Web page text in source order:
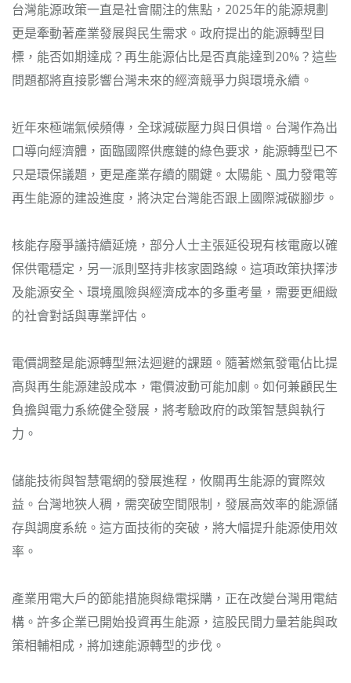
台灣能源政策一直是社會關注的焦點，2025年的能源規劃
更是牽動著產業發展與民生需求。政府提出的能源轉型目
標，能否如期達成？再生能源佔比是否真能達到20%？這些
問題都將直接影響台灣未來的經濟競爭力與環境永續。
近年來極端氣候頻傳，全球減碳壓力與日俱增。台灣作為出
口導向經濟體，面臨國際供應鏈的綠色要求，能源轉型已不
只是環保議題，更是產業存續的關鍵。太陽能、風力發電等
再生能源的建設進度，將決定台灣能否跟上國際減碳腳步。
核能存廢爭議持續延燒，部分人士主張延役現有核電廠以確
保供電穩定，另一派則堅持非核家園路線。這項政策抉擇涉
及能源安全、環境風險與經濟成本的多重考量，需要更細緻
的社會對話與專業評估。
電價調整是能源轉型無法迴避的課題。隨著燃氣發電佔比提
高與再生能源建設成本，電價波動可能加劇。如何兼顧民生
負擔與電力系統健全發展，將考驗政府的政策智慧與執行
力。
儲能技術與智慧電網的發展進程，攸關再生能源的實際效
益。台灣地狹人稠，需突破空間限制，發展高效率的能源儲
存與調度系統。這方面技術的突破，將大幅提升能源使用效
率。
產業用電大戶的節能措施與綠電採購，正在改變台灣用電結
構。許多企業已開始投資再生能源，這股民間力量若能與政
策相輔相成，將加速能源轉型的步伐。